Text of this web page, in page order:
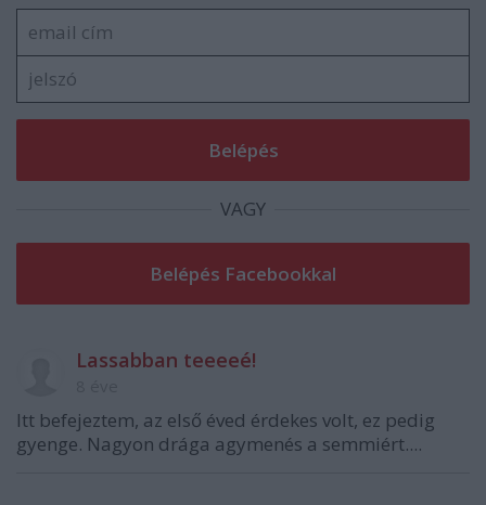
VAGY
Lassabban teeeeé!
Itt befejeztem, az első éved érdekes volt, ez pedig
gyenge. Nagyon drága agymenés a semmiért....